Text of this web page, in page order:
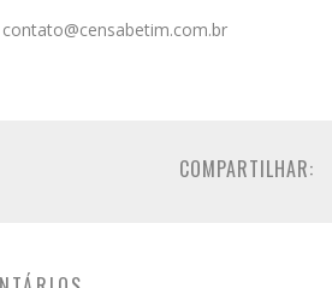
contato@censabetim.com.br
COMPARTILHAR: